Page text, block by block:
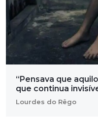
“Pensava que
que continua
Lourdes do Rêgo